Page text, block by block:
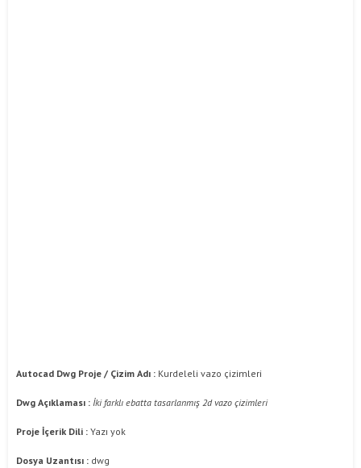
Autocad Dwg Proje / Çizim Adı : Kurdeleli vazo çizimleri
Dwg Açıklaması : İki farklı ebatta tasarlanmış 2d vazo çizimleri
Proje İçerik Dili : Yazı yok
Dosya Uzantısı : dwg